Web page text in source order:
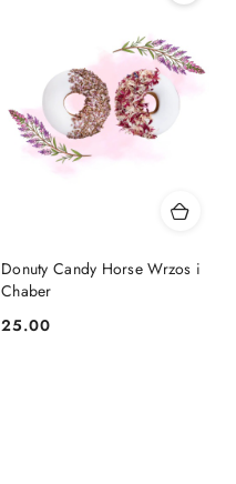
Donuty Candy Horse Wrzos i
Chaber
Cena:
25.00